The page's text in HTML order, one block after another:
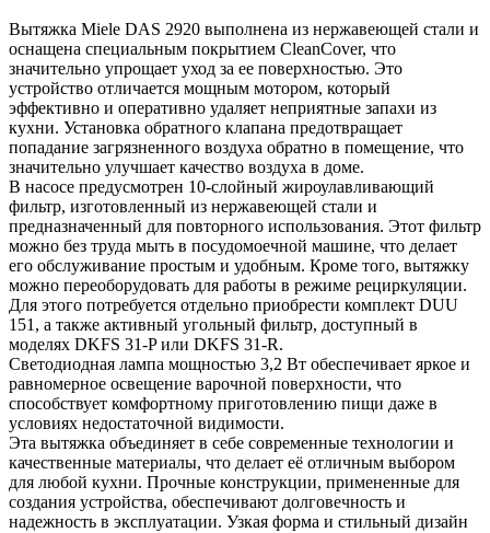
Вытяжка Miele DAS 2920 выполнена из нержавеющей стали и
оснащена специальным покрытием CleanCover, что
значительно упрощает уход за ее поверхностью. Это
устройство отличается мощным мотором, который
эффективно и оперативно удаляет неприятные запахи из
кухни. Установка обратного клапана предотвращает
попадание загрязненного воздуха обратно в помещение, что
значительно улучшает качество воздуха в доме.
В насосе предусмотрен 10-слойный жироулавливающий
фильтр, изготовленный из нержавеющей стали и
предназначенный для повторного использования. Этот фильтр
можно без труда мыть в посудомоечной машине, что делает
его обслуживание простым и удобным. Кроме того, вытяжку
можно переоборудовать для работы в режиме рециркуляции.
Для этого потребуется отдельно приобрести комплект DUU
151, а также активный угольный фильтр, доступный в
моделях DKFS 31-P или DKFS 31-R.
Светодиодная лампа мощностью 3,2 Вт обеспечивает яркое и
равномерное освещение варочной поверхности, что
способствует комфортному приготовлению пищи даже в
условиях недостаточной видимости.
Эта вытяжка объединяет в себе современные технологии и
качественные материалы, что делает её отличным выбором
для любой кухни. Прочные конструкции, примененные для
создания устройства, обеспечивают долговечность и
надежность в эксплуатации. Узкая форма и стильный дизайн